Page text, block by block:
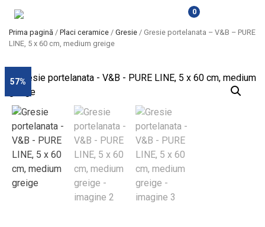
0
Prima pagină / Placi ceramice / Gresie / Gresie portelanata – V&B – PURE
LINE, 5 x 60 cm, medium greige
57%